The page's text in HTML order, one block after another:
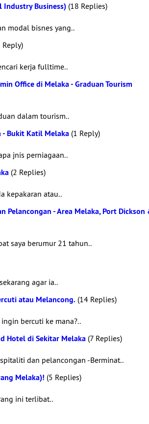
Industry Business) (18 Replies)
modal bisnes yang..
Reply)
kerja fulltime..
Office di Melaka - Graduan Tourism
dalam tourism..
- Bukit Katil Melaka (1 Reply)
jnis perniagaan..
(2 Replies)
kepakaran atau..
Pelancongan - Area Melaka, Port Dickson
saya berumur 21 tahun..
agar ia..
atau Melancong. (14 Replies)
bercuti ke mana?..
Hotel di Sekitar Melaka (7 Replies)
dan pelancongan -Berminat..
Melaka)! (5 Replies)
ini terlibat..